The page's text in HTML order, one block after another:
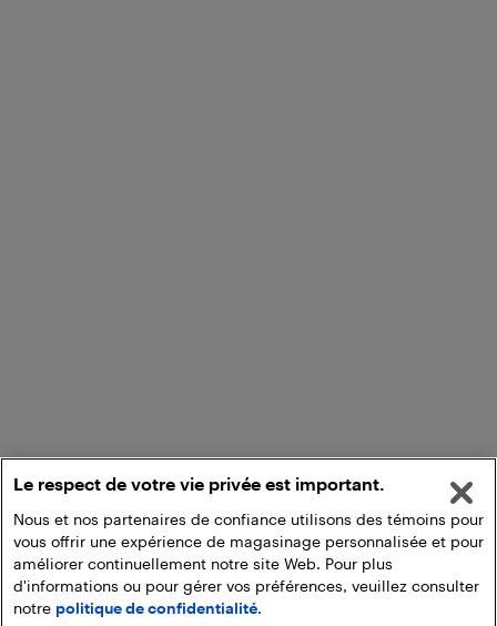
Ajouter au panier
Le respect de votre vie privée est important.
Nous et nos partenaires de confiance utilisons des témoins pour
vous offrir une expérience de magasinage personnalisée et pour
améliorer continuellement notre site Web. Pour plus
d'informations ou pour gérer vos préférences, veuillez consulter
notre politique de confidentialité.